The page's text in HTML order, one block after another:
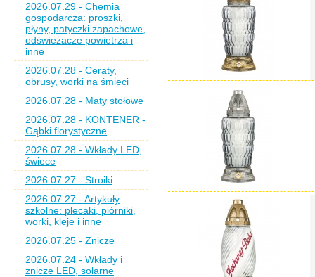
2026.07.29 - Chemia
gospodarcza: proszki,
płyny, patyczki zapachowe,
odświeżacze powietrza i
inne
2026.07.28 - Ceraty,
obrusy, worki na śmieci
2026.07.28 - Maty stołowe
2026.07.28 - KONTENER -
Gąbki florystyczne
2026.07.28 - Wkłady LED,
świece
2026.07.27 - Stroiki
2026.07.27 - Artykuły
szkolne: plecaki, piórniki,
worki, kleje i inne
2026.07.25 - Znicze
2026.07.24 - Wkłady i
znicze LED, solarne